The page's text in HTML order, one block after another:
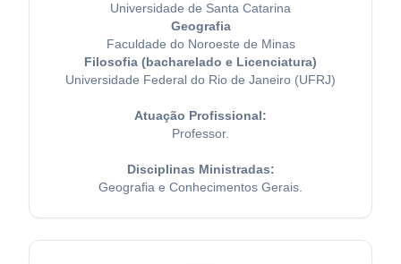
Universidade de Santa Catarina
Geografia
Faculdade do Noroeste de Minas
Filosofia (bacharelado e Licenciatura)
Universidade Federal do Rio de Janeiro (UFRJ)
Atuação Profissional:
Professor.
Disciplinas Ministradas:
Geografia e Conhecimentos Gerais.